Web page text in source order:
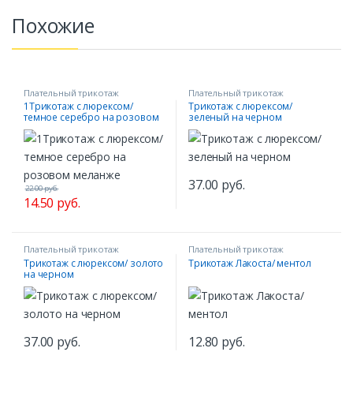
Похожие
Плательный трикотаж
1Трикотаж с люрексом/
темное серебро на розовом
меланже
14.50 руб.
22.00руб.
Плательный трикотаж
Трикотаж с люрексом/
зеленый на черном
37.00 руб.
Плательный трикотаж
Трикотаж с люрексом/ золото
на черном
37.00 руб.
Плательный трикотаж
Трикотаж Лакоста/ ментол
12.80 руб.